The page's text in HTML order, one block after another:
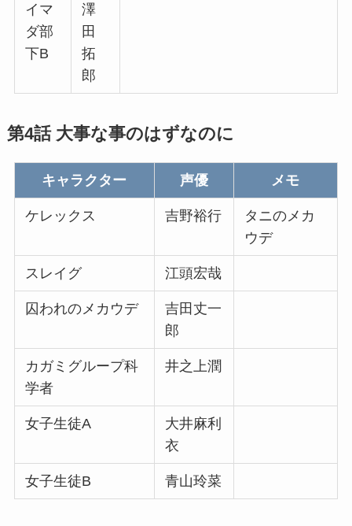
イマ
ダ部
下B
澤
田
拓
郎
第4話 大事な事のはずなのに
キャラクター 声優 メモ
ケレックス 吉野裕行
タニのメカ
ウデ
スレイグ 江頭宏哉
囚われのメカウデ
吉田丈一
郎
カガミグループ科
学者
井之上潤
女子生徒A
大井麻利
衣
女子生徒B 青山玲菜